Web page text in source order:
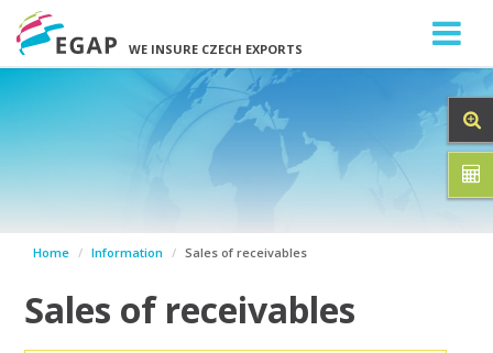
WE INSURE CZECH EXPORTS
Home Information Sales of receivables
Sales of receivables